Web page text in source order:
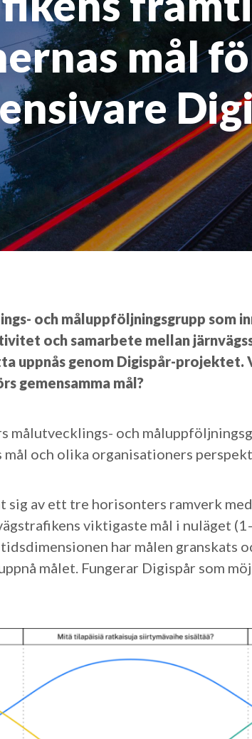
mål
och måluppföljningsgrupp som
och samarbete mellan
uppnås genom Digispår-projektet.
gemensamma mål?
målutvecklings- och
och olika organisationers
sig av ett tre horisonters ramverk
viktigaste mål i nuläget
har målen granskats
målet. Fungerar Digispår som